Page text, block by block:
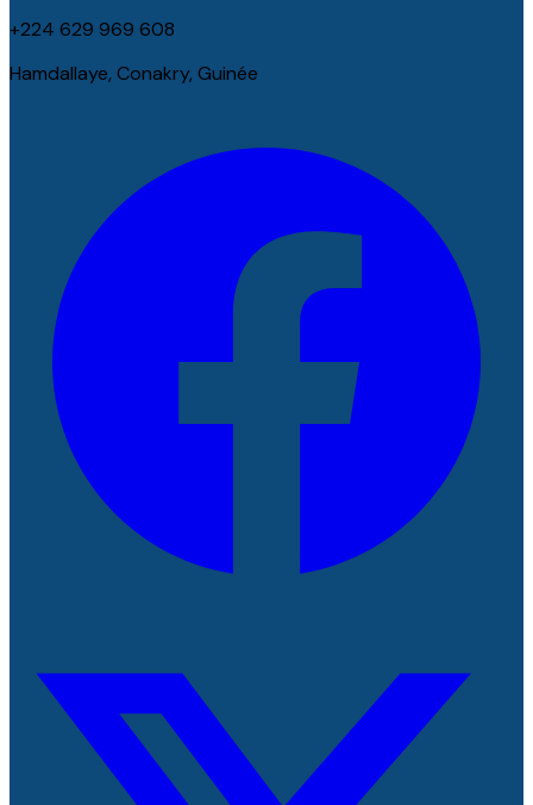
+224 629 969 608
Hamdallaye, Conakry, Guinée